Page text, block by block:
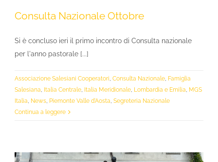
Consulta Nazionale Ottobre
Si è concluso ieri il primo incontro di Consulta nazionale
per l'anno pastorale [...]
Associazione Salesiani Cooperatori Consulta Nazionale Famiglia
Salesiana Italia Centrale Italia Meridionale Lombardia e Emilia MGS
Italia News Piemonte Valle d'Aosta Segreteria Nazionale
Continua a leggere